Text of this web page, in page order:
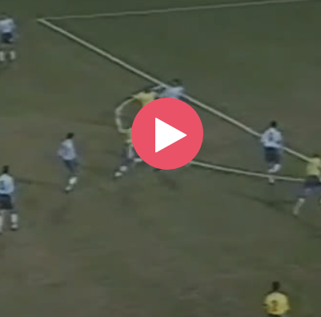
Play
Video